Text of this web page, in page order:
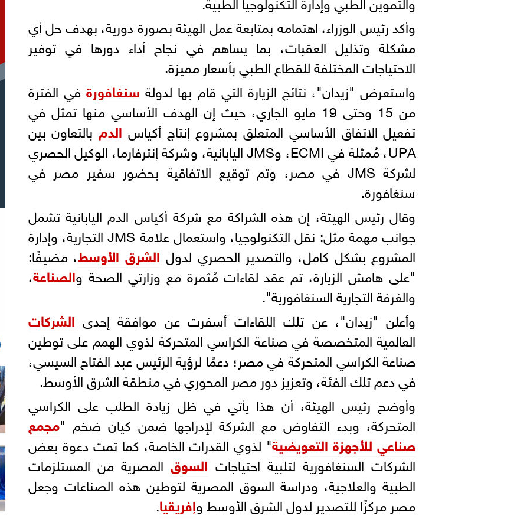
وأكد رئيس الوزراء، اهتمامه بمتابعة عمل الهيئة بصورة دورية، بهدف حل أي
مشكلة وتذليل العقبات، بما يساهم في نجاح أداء دورها في توفير
الاحتياجات المختلفة للقطاع الطبي بأسعار مميزة.
واستعرض "زيدان"، نتائج الزيارة التي قام بها لدولة سنغافورة في الفترة
من 15 وحتى 19 مايو الجاري، حيث إن الهدف الأساسي منها تمثل في
تفعيل الاتفاق الأساسي المتعلق بمشروع إنتاج أكياس الدمبالتعاون بين
UPA، مُمثلة في ECMI، وJMS اليابانية، وشركة إنترفارما، الوكيل الحصري
لشركة JMS في مصر، وتم توقيع الاتفاقية بحضور سفير مصر في
سنغافورة.
وقال رئيس الهيئة، إن هذه الشراكة مع شركة أكياس الدم اليابانية تشمل
جوانب مهمة مثل: نقل التكنولوجيا، واستعمال علامة JMS التجارية، وإدارة
المشروع بشكل كامل، والتصدير الحصري لدول الشرق الأوسط، مضيفًا:
"على هامش الزيارة، تم عقد لقاءات مُثمرة مع وزارتي الصحة والصناعة،
والغرفة التجارية السنغافورية".
وأعلن "زيدان"، عن تلك اللقاءات أسفرت عن موافقة إحدى الشركات
العالمية المتخصصة في صناعة الكراسي المتحركة لذوي الهمم على توطين
صناعة الكراسي المتحركة في مصر؛ دعمًا لرؤية الرئيس عبد الفتاح السيسي،
في دعم تلك الفئة، وتعزيز دور مصر المحوري في منطقة الشرق الأوسط.
وأوضح رئيس الهيئة، أن هذا يأتي في ظل زيادة الطلب على الكراسي
المتحركة، وبدء التفاوض مع الشركة لإدراجها ضمن كيان ضخم "مجمع
صناعي للأجهزة التعويضية" لذوي القدرات الخاصة، كما تمت دعوة بعض
الشركات السنغافورية لتلبية احتياجات السوقالمصرية من المستلزمات
الطبية والعلاجية، ودراسة السوق المصرية لتوطين هذه الصناعات وجعل
مصر مركزًا للتصدير لدول الشرق الأوسط وإفريقيا.